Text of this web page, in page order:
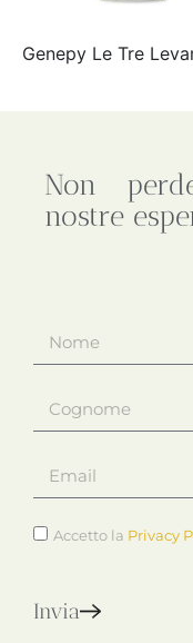
Genepy Le Tre
Non
nostre
Accetto la Privacy
Invia